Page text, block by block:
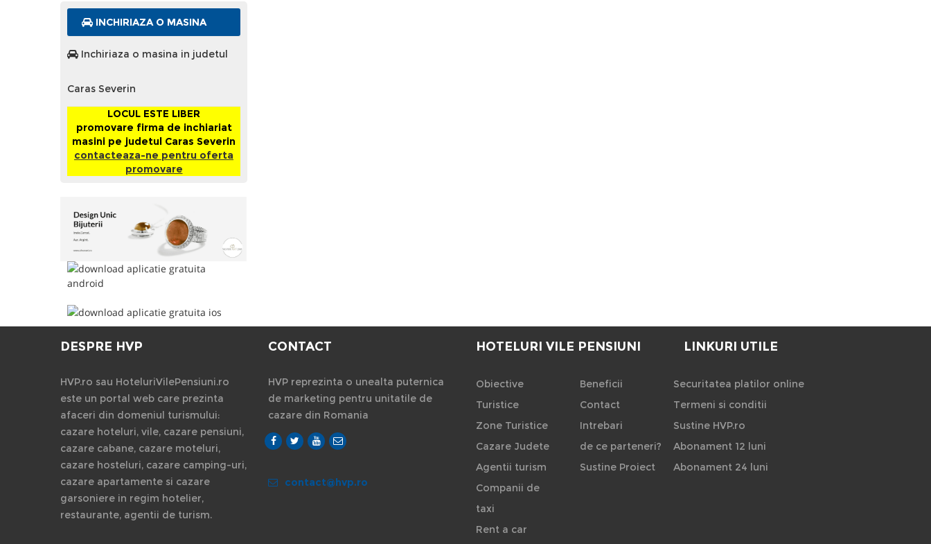
INCHIRIAZA O MASINA
Inchiriaza o masina in judetul
Caras Severin
LOCUL ESTE LIBER
promovare firma de inchiariat
masini pe judetul Caras Severin
contacteaza-ne pentru oferta
promovare
DESPRE HVP
HVP.ro sau HoteluriVilePensiuni.ro
este un portal web care prezinta
afaceri din domeniul turismului:
cazare hoteluri, vile, cazare pensiuni,
cazare cabane, cazare moteluri,
cazare hosteluri, cazare camping-uri,
cazare apartamente si cazare
garsoniere in regim hotelier,
restaurante, agentii de turism.
CONTACT
HVP reprezinta o unealta puternica
de marketing pentru unitatile de
cazare din Romania
contact@hvp.ro
HOTELURI VILE PENSIUNI
Obiective
Turistice
Zone Turistice
Cazare Judete
Agentii turism
Companii de
taxi
Rent a car
Beneficii
Contact
Intrebari
de ce parteneri?
Sustine Proiect
LINKURI UTILE
Securitatea platilor online
Termeni si conditii
Sustine HVP.ro
Abonament 12 luni
Abonament 24 luni